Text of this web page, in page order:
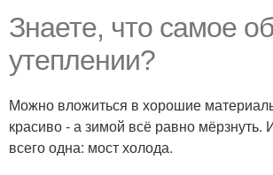
Знаете, что самое
утеплении?
Можно вложиться в хорошие
красиво - а зимой всё равно
всего одна: мост холода.